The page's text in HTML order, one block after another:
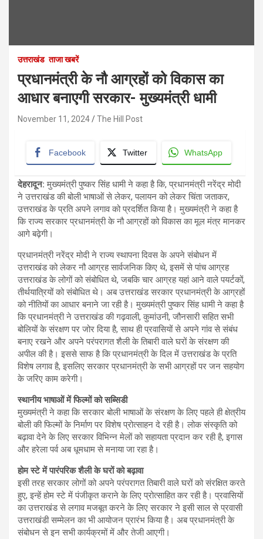
उत्तराखंड ताजा खबरें
प्रधानमंत्री के नौ आग्रहों को विकास का
आधार बनाएगी सरकार- मुख्यमंत्री धामी
November 11, 2024 The Hill Post
Facebook Twitter WhatsApp
देहरादून:मुख्यमंत्री पुष्कर सिंह धामी ने कहा है कि, प्रधानमंत्री नरेंद्र मोदी
ने उत्तराखंड की बोली भाषाओं से लेकर, पलायन को लेकर चिंता जताकर,
उत्तराखंड के प्रति अपने लगाव को प्रदर्शित किया है। मुख्यमंत्री ने कहा है
कि राज्य सरकार प्रधानमंत्री के नौ आग्रहों को विकास का मूल मंत्र मानकर
आगे बढ़ेगी।
प्रधानमंत्री नरेंद्र मोदी ने राज्य स्थापना दिवस के अपने संबोधन में
उत्तराखंड को लेकर नौ आग्रह सार्वजनिक किए थे, इसमें से पांच आग्रह
उत्तराखंड के लोगों को संबोधित थे, जबकि चार आग्रह यहां आने वाले पयर्टकों,
तीर्थयात्रियों को संबोधित थे। अब उत्तराखंड सरकार प्रधानमंत्री के आग्रहों
को नीतियों का आधार बनाने जा रही है। मुख्यमंत्री पुष्कर सिंह धामी ने कहा है
कि प्रधानमंत्री ने उत्तराखंड की गढ़वाली, कुमांउनी, जौनसारी सहित सभी
बोलियों के संरक्षण पर जोर दिया है, साथ ही प्रवासियों से अपने गांव से संबंध
बनाए रखने और अपने परंपरागत शैली के तिबारी वाले घरों के संरक्षण की
अपील की है। इससे साफ है कि प्रधानमंत्री के दिल में उत्तराखंड के प्रति
विशेष लगाव है, इसलिए सरकार प्रधानमंत्री के सभी आग्रहों पर जन सहयोग
के जरिए काम करेगी।
स्थानीय भाषाओं में फिल्मों को सब्सिडी
मुख्यमंत्री ने कहा कि सरकार बोली भाषाओं के संरक्षण के लिए पहले ही क्षेत्रीय
बोली की फिल्मों के निर्माण पर विशेष प्रोत्साहन दे रही है। लोक संस्कृति को
बढ़ावा देने के लिए सरकार विभिन्न मेलों को सहायता प्रदान कर रही है, इगास
और हरेला पर्व अब धूमधाम से मनाया जा रहा है।
होम स्टे में पारंपरिक शैली के घरों को बढ़ावा
इसी तरह सरकार लोगों को अपने परंपरागत तिबारी वाले घरों को संरक्षित करते
हुए, इन्हें होम स्टे में पंजीकृत कराने के लिए प्रोत्साहित कर रही है। प्रवासियों
का उत्तराखंड से लगाव मजबूत करने के लिए सरकार ने इसी साल से प्रवासी
उत्तराखंडी सम्मेलन का भी आयोजन प्रारंभ किया है। अब प्रधानमंत्री के
संबोधन से इन सभी कार्यक्रमों में और तेजी आएगी।